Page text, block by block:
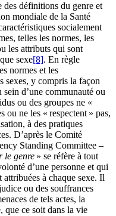
des définitions du genre et
mondiale de la Santé
socialement
telles les normes, les
les attributs qui sont
sexe[8]. En règle
normes et les
sexes, y compris la façon
sein d’une communauté ou
ou des groupes ne «
ou ne les « respectent » pas,
à des pratiques
D’après le Comité
Standing Committee –
le genre » se réfère à tout
d’une personne et qui
attribuées à chaque sexe. Il
ou des souffrances
de tels actes, la
que ce soit dans la vie